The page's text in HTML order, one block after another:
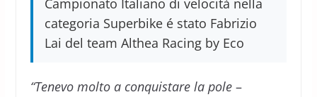
Campionato Italiano di velocità nella
categoria Superbike é stato Fabrizio
Lai del team Althea Racing by Eco
“Tenevo molto a conquistare la pole–